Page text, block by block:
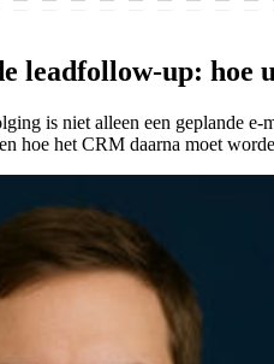
leadfollow-up: hoe
is niet alleen een geplande
hoe het CRM daarna moet